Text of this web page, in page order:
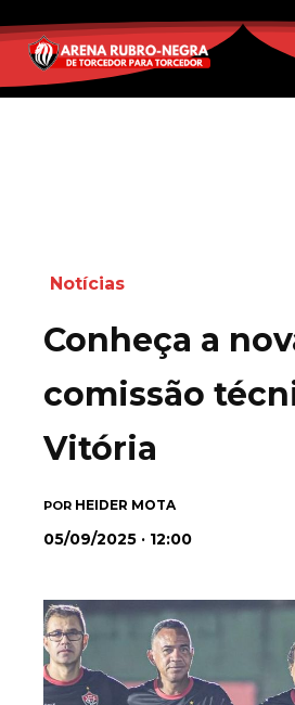
Notícias
Conheça a
comissão
Vitória
POR HEIDER MOTA
05/09/2025 · 12:00